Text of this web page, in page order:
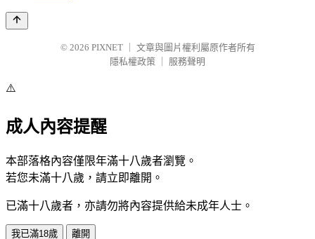
© 2026 PIXNET
文章與圖片權利屬原作者所有
隱私權政策
服務聲明
⚠️
成人內容提醒
本部落格內容僅限年滿十八歲者瀏覽。
若您未滿十八歲，請立即離開。
已滿十八歲者，亦請勿將內容提供給未成年人士。
我已滿18歲 離開